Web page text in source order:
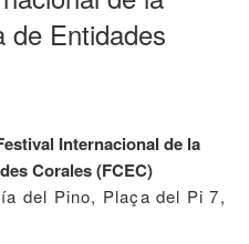
de Entidades
Internacional de la
Corales (FCEC)
del Pino, Plaça del Pi 7,